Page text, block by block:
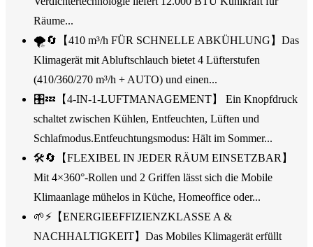
Räume...
🌪️🔄【410 m³/h FÜR SCHNELLE ABKÜHLUNG】Das
Klimagerät mit Abluftschlauch bietet 4 Lüfterstufen
(410/360/270 m³/h + AUTO) und einen...
🎛️💤【4-IN-1-LUFTMANAGEMENT】 Ein Knopfdruck
schaltet zwischen Kühlen, Entfeuchten, Lüften und
Schlafmodus.Entfeuchtungsmodus: Hält im Sommer...
🛠️🔄【FLEXIBEL IN JEDER RÄUM EINSETZBAR】
Mit 4×360°-Rollen und 2 Griffen lässt sich die Mobile
Klimaanlage mühelos in Küche, Homeoffice oder...
🌱⚡【ENERGIEEFFIZIENZKLASSE A &
NACHHALTIGKEIT】Das Mobiles Klimagerät erfüllt